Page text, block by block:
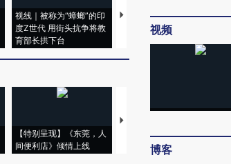
视线｜被称为“蟑螂”的印
度Z世代 用街头抗争将教
育部长拱下台
视线｜“入侵”还是“人道危
机”？难民潮撕裂西班牙
【特别呈现】《东莞，人
间便利店》倾情上线
【推广】走进第四届链博
会，让数智科技“链”接产
视频
博客